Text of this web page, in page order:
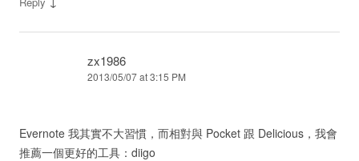
zx1986
2013/05/07 at 3:15 PM
Evernote 我其實不大習慣，而相對與 Pocket 跟 Delicious，我會
推薦一個更好的工具：diigo